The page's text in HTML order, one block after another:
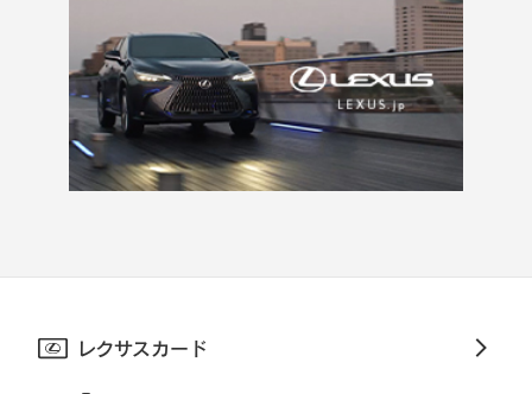
レクサスカード